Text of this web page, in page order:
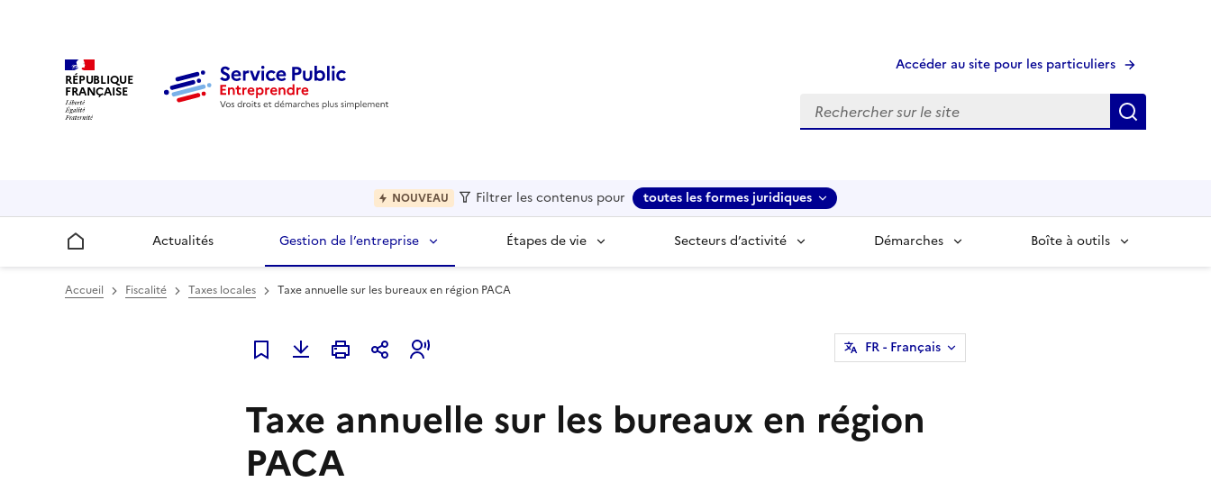
RÉPUBLIQUE
FRANÇAISE
Accéder au site pour les particuliers
Recherche
NOUVEAU Filtrer les contenus pour toutes les formes juridiques
Accueil Actualités Gestion de l’entreprise Étapes de vie Secteurs d’activité Démarches Boîte à outils
Accueil Fiscalité Taxes locales Taxe annuelle sur les bureaux en région PACA
Ajouter à mes favoris
FR- Français
Taxe annuelle sur les bureaux en région
PACA